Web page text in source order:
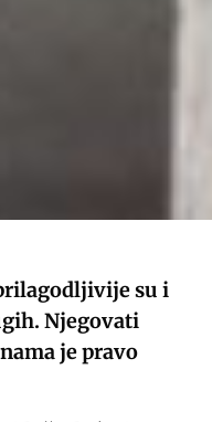
su i
Njegovati
je pravo